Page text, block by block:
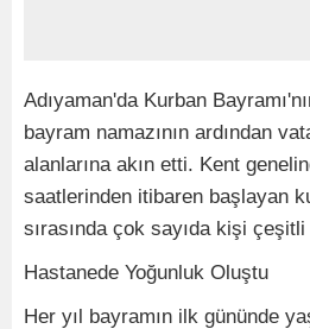
Adıyaman'da Kurban
bayram namazının ardından
alanlarına akın etti. Kent
saatlerinden itibaren başlayan
sırasında çok sayıda kişi
Hastanede Yoğunluk Oluştu
Her yıl bayramın ilk gününde